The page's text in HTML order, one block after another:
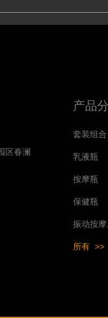
区春澜
产品
套装组合
乳液瓶
按摩瓶
保健瓶
振动按
所有 >>